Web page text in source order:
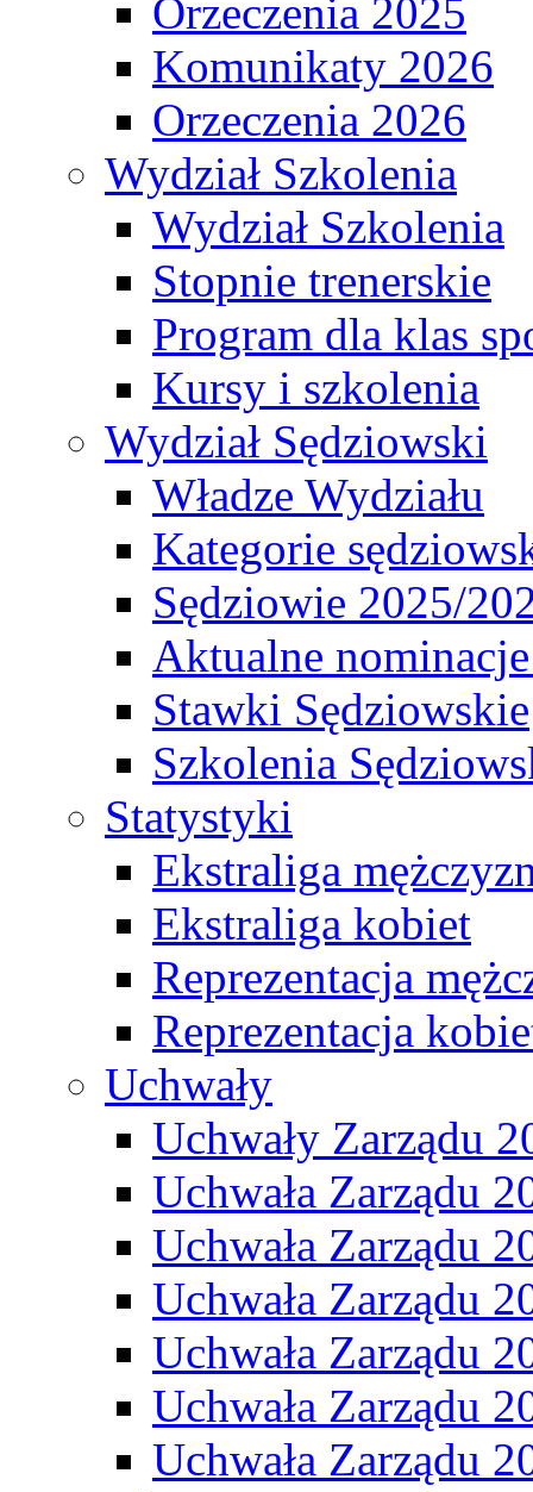
Orzeczenia 2025
Komunikaty 2026
Orzeczenia 2026
Wydział Szkolenia
Wydział Szkolenia
Stopnie trenerskie
Program dla klas
Kursy i szkolenia
Wydział Sędziowski
Władze Wydziału
Kategorie
Sędziowie 2025/
Aktualne
Stawki Sędziowskie
Szkolenia
Statystyki
Ekstraliga
Ekstraliga kobiet
Reprezentacja
Reprezentacja
Uchwały
Uchwały Zarządu
Uchwała Zarządu
Uchwała Zarządu
Uchwała Zarządu
Uchwała Zarządu
Uchwała Zarządu
Uchwała Zarządu